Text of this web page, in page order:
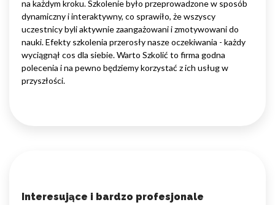
na każdym kroku. Szkolenie było przeprowadzone w sposób
dynamiczny i interaktywny, co sprawiło, że wszyscy
uczestnicy byli aktywnie zaangażowani i zmotywowani do
nauki. Efekty szkolenia przerosły nasze oczekiwania - każdy
wyciągnął cos dla siebie. Warto Szkolić to firma godna
polecenia i na pewno będziemy korzystać z ich usług w
przyszłości.
Interesujące i bardzo profesjonale